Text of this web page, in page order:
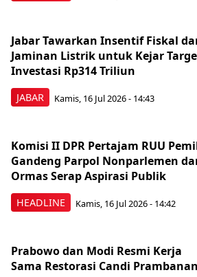
JABAR
Jabar Tawarkan Insentif Fiskal
Jaminan Listrik untuk Kejar
Investasi Rp314 Triliun
Kamis, 16 Jul 2026 - 14:43
HEADLINE
Komisi II DPR Pertajam RUU
Gandeng Parpol Nonparlemen
Ormas Serap Aspirasi Publik
Kamis, 16 Jul 2026 - 14:42
Prabowo dan Modi Resmi Kerja
Sama Restorasi Candi Prambanan